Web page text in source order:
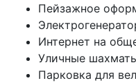
Пейзажное
Интернет на
Уличные
Парковка для